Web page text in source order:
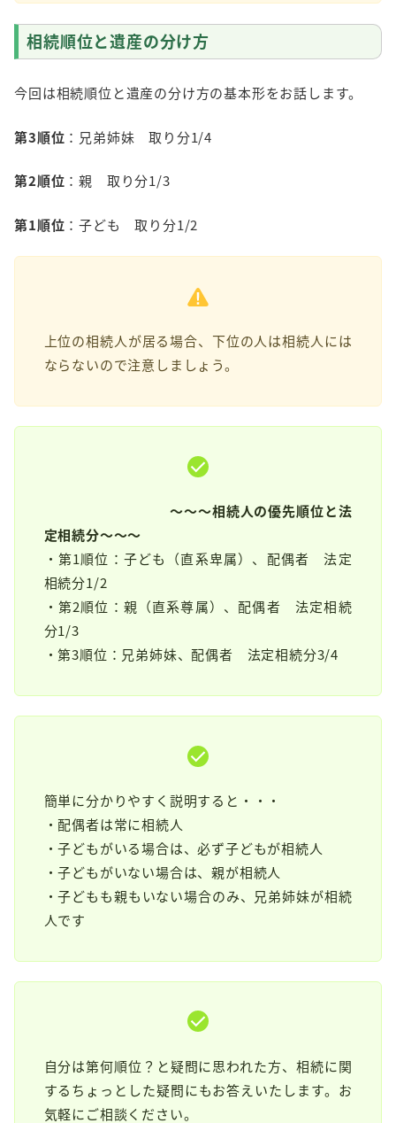
相続順位と遺産の分け方
今回は相続順位と遺産の分け方の基本形をお話します。
第3順位 ：兄弟姉妹 取り分1/4
第2順位 ：親 取り分1/3
第1順位 ：子ども 取り分1/2
上位の相続人が居る場合、下位の人は相続人には
ならないので注意しましょう。
～～～相続人の優先順位と法
定相続分～～～
・第1順位：子ども（直系卑属）、配偶者 法定
相続分1/2
・第2順位：親（直系尊属）、配偶者 法定相続
分1/3
・第3順位：兄弟姉妹、配偶者 法定相続分3/4
簡単に分かりやすく説明すると・・・
・配偶者は常に相続人
・子どもがいる場合は、必ず子どもが相続人
・子どもがいない場合は、親が相続人
・子どもも親もいない場合のみ、兄弟姉妹が相続
人です
自分は第何順位？と疑問に思われた方、相続に関
するちょっとした疑問にもお答えいたします。お
気軽にご相談ください。